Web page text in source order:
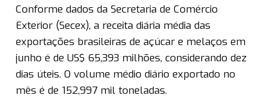
Conforme dados da Secretaria de Comércio
Exterior (Secex), a receita diária média das
exportações brasileiras de açúcar e melaços em
junho é de US$ 65,393 milhões, considerando dez
dias úteis. O volume médio diário exportado no
mês é de 152,997 mil toneladas.